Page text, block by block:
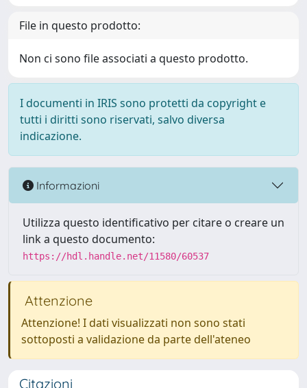
File in questo prodotto:
Non ci sono file associati a questo prodotto.
I documenti in IRIS sono protetti da copyright e
tutti i diritti sono riservati, salvo diversa
indicazione.
Informazioni
Utilizza questo identificativo per citare o creare un
link a questo documento:
https://hdl.handle.net/11580/60537
Attenzione
Attenzione! I dati visualizzati non sono stati
sottoposti a validazione da parte dell'ateneo
Citazioni